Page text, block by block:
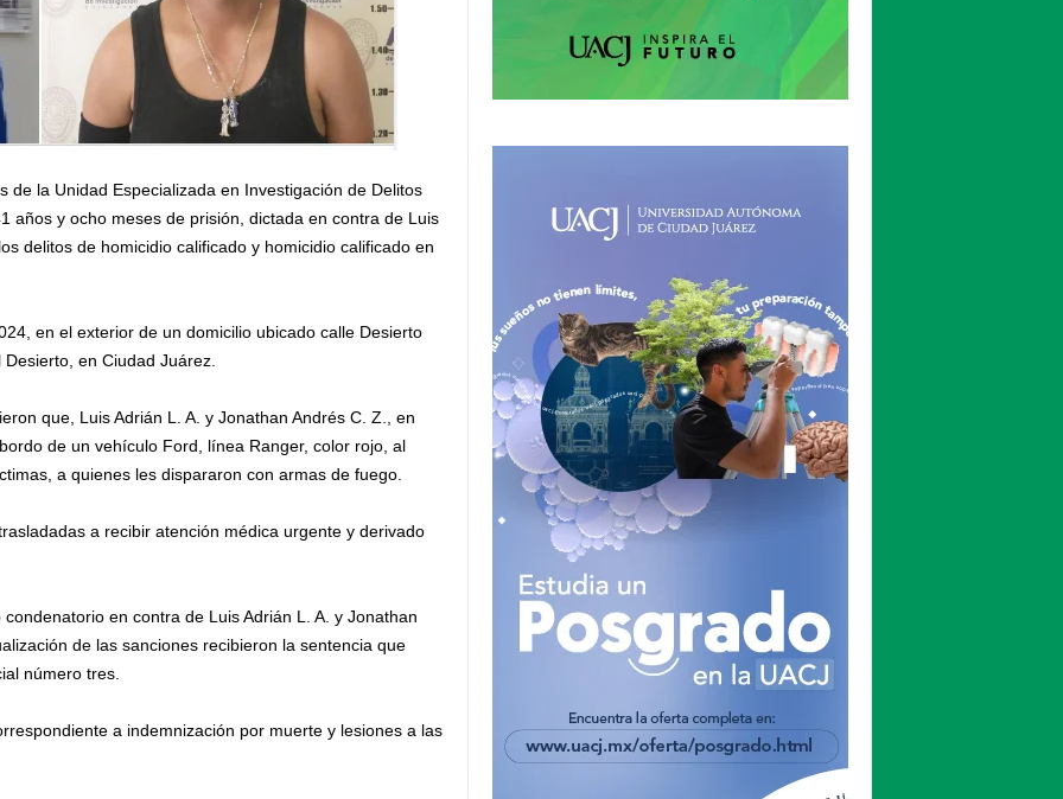
de la Unidad Especializada en Investigación de Delitos
años y ocho meses de prisión, dictada en contra de Luis
delitos de homicidio calificado y homicidio calificado en
en el exterior de un domicilio ubicado calle Desierto
en Ciudad Juárez.
que, Luis Adrián L. A. y Jonathan Andrés C. Z., en
de un vehículo Ford, línea Ranger, color rojo, al
a quienes les dispararon con armas de fuego.
a recibir atención médica urgente y derivado
en contra de Luis Adrián L. A. y Jonathan
de las sanciones recibieron la sentencia que
número tres.
a indemnización por muerte y lesiones a las